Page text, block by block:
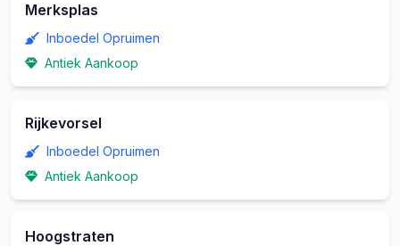
Merksplas
Inboedel Opruimen
Antiek Aankoop
Rijkevorsel
Inboedel Opruimen
Antiek Aankoop
Hoogstraten